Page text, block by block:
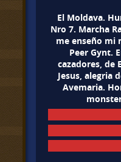
El Moldava.
Nro 7. Marcha
me enseño mi
Peer Gynt.
cazadores, de
Jesus, alegria
Avemaria.